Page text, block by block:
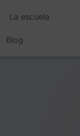
La escuela
Blog